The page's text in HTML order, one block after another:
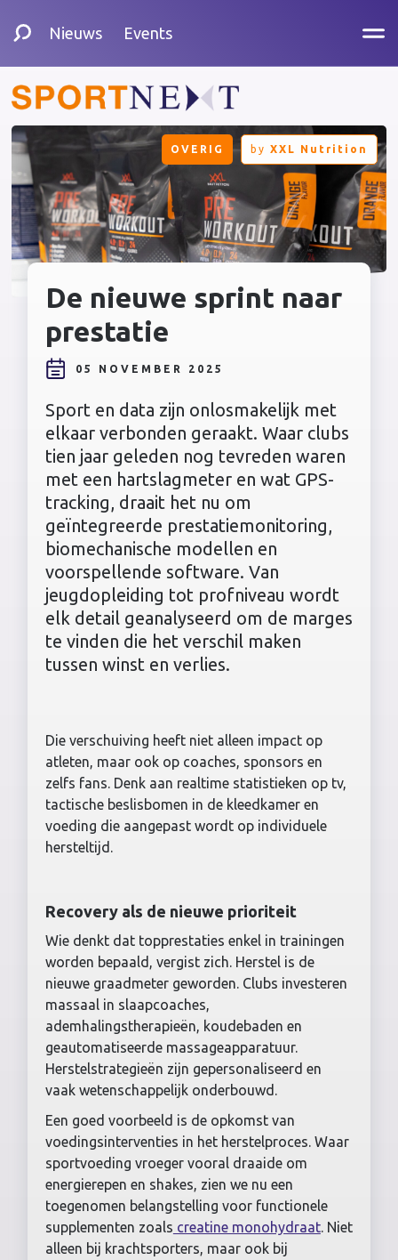
Nieuws Events
OVERIG byXXL Nutrition
De nieuwe sprint naar
prestatie
05 NOVEMBER 2025
Sport en data zijn onlosmakelijk met
elkaar verbonden geraakt. Waar clubs
tien jaar geleden nog tevreden waren
met een hartslagmeter en wat GPS-
tracking, draait het nu om
geïntegreerde prestatiemonitoring,
biomechanische modellen en
voorspellende software. Van
jeugdopleiding tot profniveau wordt
elk detail geanalyseerd om de marges
te vinden die het verschil maken
tussen winst en verlies.
Die verschuiving heeft niet alleen impact op
atleten, maar ook op coaches, sponsors en
zelfs fans. Denk aan realtime statistieken op tv,
tactische beslisbomen in de kleedkamer en
voeding die aangepast wordt op individuele
hersteltijd.
Recovery als de nieuwe prioriteit
Wie denkt dat topprestaties enkel in trainingen
worden bepaald, vergist zich. Herstel is de
nieuwe graadmeter geworden. Clubs investeren
massaal in slaapcoaches,
ademhalingstherapieën, koudebaden en
geautomatiseerde massageapparatuur.
Herstelstrategieën zijn gepersonaliseerd en
vaak wetenschappelijk onderbouwd.
Een goed voorbeeld is de opkomst van
voedingsinterventies in het herstelproces. Waar
sportvoeding vroeger vooral draaide om
energierepen en shakes, zien we nu een
toegenomen belangstelling voor functionele
supplementen zoals creatine monohydraat. Niet
alleen bij krachtsporters, maar ook bij